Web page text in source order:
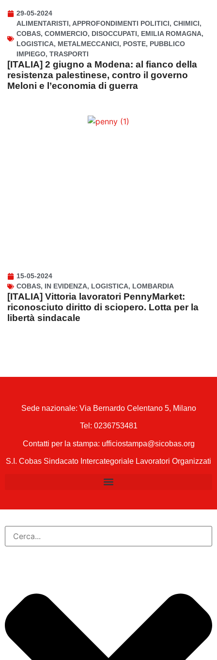
29-05-2024
ALIMENTARISTI, APPROFONDIMENTI POLITICI, CHIMICI,
COBAS, COMMERCIO, DISOCCUPATI, EMILIA ROMAGNA,
LOGISTICA, METALMECCANICI, POSTE, PUBBLICO
IMPIEGO, TRASPORTI
[ITALIA] 2 giugno a Modena: al fianco della
resistenza palestinese, contro il governo
Meloni e l’economia di guerra
15-05-2024
COBAS, IN EVIDENZA, LOGISTICA, LOMBARDIA
[ITALIA] Vittoria lavoratori PennyMarket:
riconosciuto diritto di sciopero. Lotta per la
libertà sindacale
Sede nazionale: Via Bernardo Celentano 5, Milano
Tel: 0236753481
Contatti per la stampa: ufficiostampa@sicobas.org
S.I. Cobas Sindacato Intercategoriale Lavoratori Organizzati